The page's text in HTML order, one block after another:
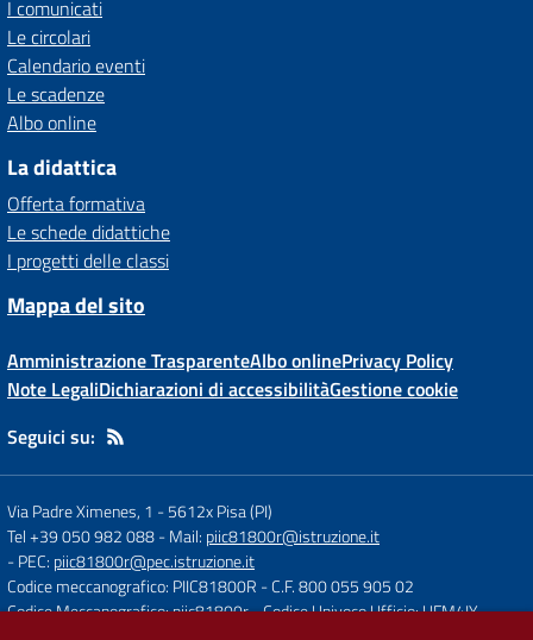
I comunicati
Le circolari
Calendario eventi
Le scadenze
Albo online
La didattica
Offerta formativa
Le schede didattiche
I progetti delle classi
Mappa del sito
Amministrazione TrasparenteAlbo onlinePrivacy Policy
Note LegaliDichiarazioni di accessibilitàGestione cookie
Seguici su:
Via Padre Ximenes, 1 -5612x Pisa (PI)
Tel +39 050 982 088- Mail: piic81800r@istruzione.it
- PEC: piic81800r@pec.istruzione.it
Codice meccanografico: PIIC81800R - C.F. 800 055 905 02
Codice Meccanografico: piic81800r- Codice Univoco Ufficio: UFM4IY